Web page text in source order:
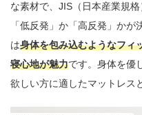
な素材で、JIS（日本産業規
「低反発」か「高反発」か
は身体を包み込むようなフィ
寝心地が魅力です。身体を優
欲しい方に適したマットレス